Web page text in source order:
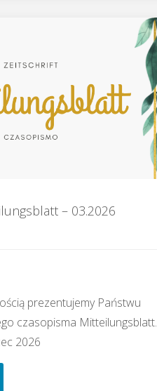
– 03.2026
prezentujemy Państwu
czasopisma Mitteilungsblatt.
2026